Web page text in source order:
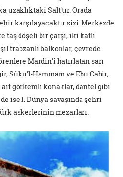
uzaklıktaki Salt'tır. Orada
karşılayacaktır sizi. Merkezde
taş döşeli bir çarşı, iki katlı
trabzanlı balkonlar, çevrede
Mardin'i hatırlatan sarı
Sûku'l-Hammam ve Ebu Cabir,
görkemli konaklar, dantel gibi
ise I. Dünya savaşında şehri
askerlerinin mezarları.